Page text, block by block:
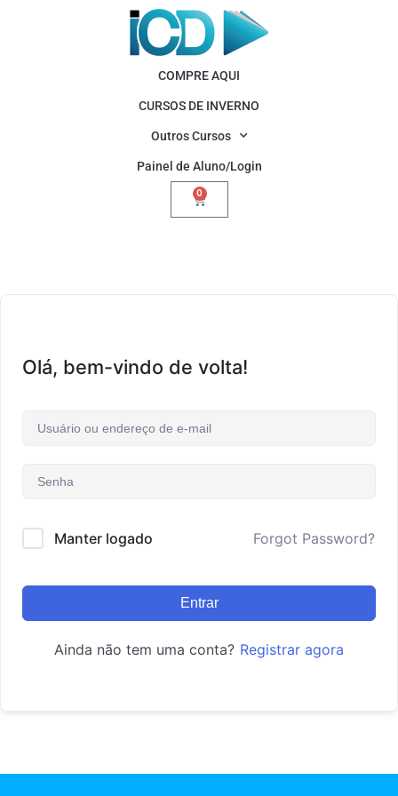
COMPRE AQUI
CURSOS DE INVERNO
Outros Cursos
Painel de Aluno/Login
0
Olá, bem-vindo de volta!
Manter logado Forgot Password?
Entrar
Ainda não tem uma conta? Registrar agora